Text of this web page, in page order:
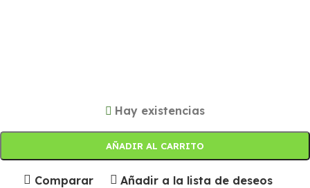
Hay existencias
AÑADIR AL CARRITO
Comparar Añadir a la lista de deseos